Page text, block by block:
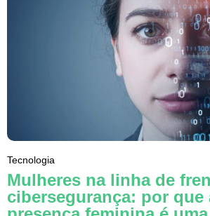
Tecnologia
Mulheres na linha de
cibersegurança: por que